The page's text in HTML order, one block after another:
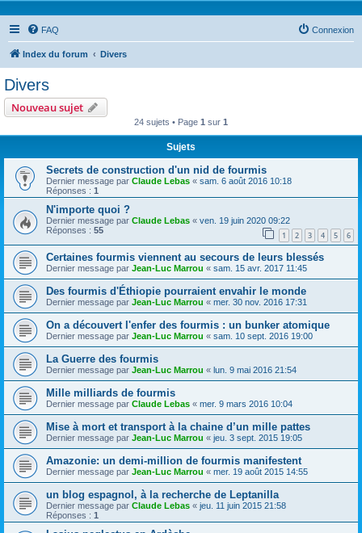
FAQ Connexion
Index du forum Divers
Divers
Nouveau sujet
24 sujets • Page 1 sur 1
Sujets
Secrets de construction d'un nid de fourmis
Dernier message par Claude Lebas « sam. 6 août 2016 10:18
Réponses : 1
N'importe quoi ?
Dernier message par Claude Lebas « ven. 19 juin 2020 09:22
Réponses : 55 1 2 3 4 5 6
Certaines fourmis viennent au secours de leurs blessés
Dernier message par Jean-Luc Marrou « sam. 15 avr. 2017 11:45
Des fourmis d'Éthiopie pourraient envahir le monde
Dernier message par Jean-Luc Marrou « mer. 30 nov. 2016 17:31
On a découvert l'enfer des fourmis : un bunker atomique
Dernier message par Jean-Luc Marrou « sam. 10 sept. 2016 19:00
La Guerre des fourmis
Dernier message par Jean-Luc Marrou « lun. 9 mai 2016 21:54
Mille milliards de fourmis
Dernier message par Claude Lebas « mer. 9 mars 2016 10:04
Mise à mort et transport à la chaine d’un mille pattes
Dernier message par Jean-Luc Marrou « jeu. 3 sept. 2015 19:05
Amazonie: un demi-million de fourmis manifestent
Dernier message par Jean-Luc Marrou « mer. 19 août 2015 14:55
un blog espagnol, à la recherche de Leptanilla
Dernier message par Claude Lebas « jeu. 11 juin 2015 21:58
Réponses : 1